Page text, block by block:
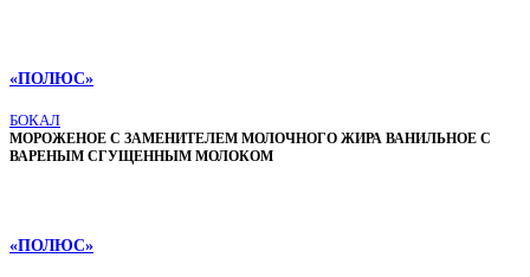
«ПОЛЮС»
БОКАЛ
МОРОЖЕНОЕ С ЗАМЕНИТЕЛЕМ МОЛОЧНОГО ЖИРА ВАНИЛЬНОЕ С
ВАРЕНЫМ СГУЩЕННЫМ МОЛОКОМ
«ПОЛЮС»